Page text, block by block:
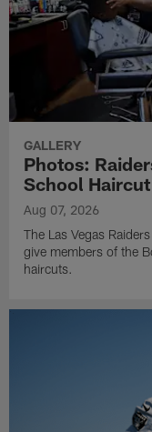
GALLERY
Photos:
School
Aug 07, 2026
The Las Vegas
give members of the
haircuts.